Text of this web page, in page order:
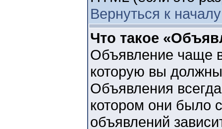
Вернуться к началу
Что такое
Объявление чаще
которую вы
Объявления
котором они было
объявлений